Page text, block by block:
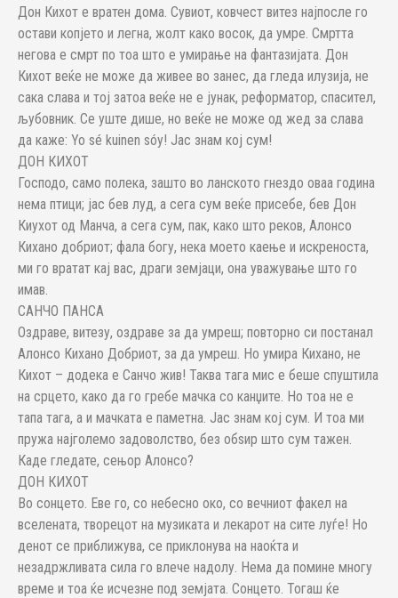
Дон Кихот е вратен дома. Сувиот, ковчест витез најпосле го
остави копјето и легна, жолт како восок, да умре. Смртта
негова е смрт по тоа што е умирање на фантазијата. Дон
Кихот веќе не може да живее во занес, да гледа илузија, не
сака слава и тој затоа веќе не е јунак, реформатор, спасител,
љубовник. Се уште дише, но веќе не може од жед за слава
да каже: Yo sé kuinen sóy! Јас знам кој сум!
ДОН КИХОТ
Господо, само полека, зашто во ланското гнездо оваа година
нема птици; јас бев луд, а сега сум веќе присебе, бев Дон
Киухот од Манча, а сега сум, пак, како што реков, Алонсо
Кихано добриот; фала богу, нека моето каење и искреноста,
ми го вратат кај вас, драги земјаци, она уважување што го
имав.
САНЧО ПАНСА
Оздраве, витезу, оздраве за да умреш; повторно си постанал
Алонсо Кихано Добриот, за да умреш. Но умира Кихано, не
Кихот – додека е Санчо жив! Таква тага мис е беше спуштила
на срцето, како да го гребе мачка со канџите. Но тоа не е
тапа тага, а и мачката е паметна. Јас знам кој сум. И тоа ми
пружа најголемо задоволство, без обѕир што сум тажен.
Каде гледате, сењор Алонсо?
ДОН КИХОТ
Во сонцето. Еве го, со небесно око, со вечниот факел на
вселената, творецот на музиката и лекарот на сите луѓе! Но
денот се приближува, се приклонува на наоќта и
незадржливата сила го влече надолу. Нема да помине многу
време и тоа ќе исчезне под земјата. Сонцето. Тогаш ќе